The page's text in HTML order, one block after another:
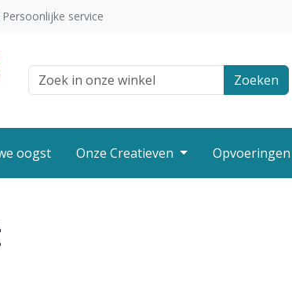
Persoonlijke service
Zoek veld Zoeken
oogst Onze Creatieven Opvoeringen